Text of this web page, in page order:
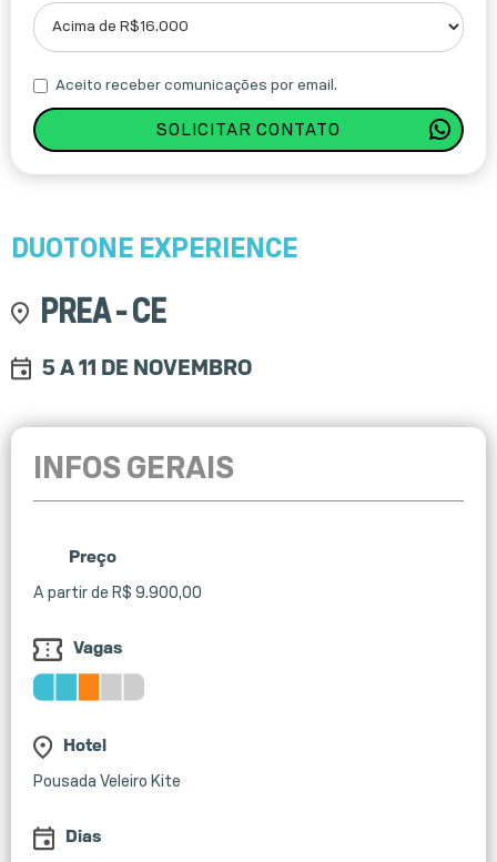
Aceito receber comunicações por email.
DUOTONE EXPERIENCE
PREA - CE
5 A 11 DE NOVEMBRO
INFOS GERAIS
Preço
A partir de R$ 9.900,00
Vagas
Hotel
Pousada Veleiro Kite
Dias